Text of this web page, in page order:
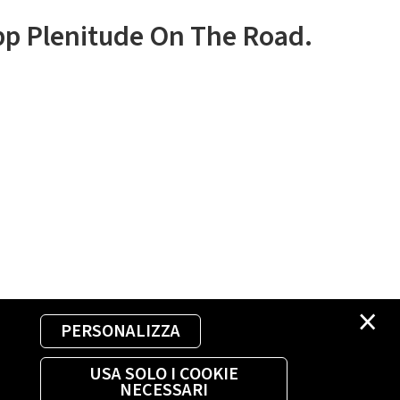
×
PERSONALIZZA
USA SOLO I COOKIE
NECESSARI
Plenitude On The Road.